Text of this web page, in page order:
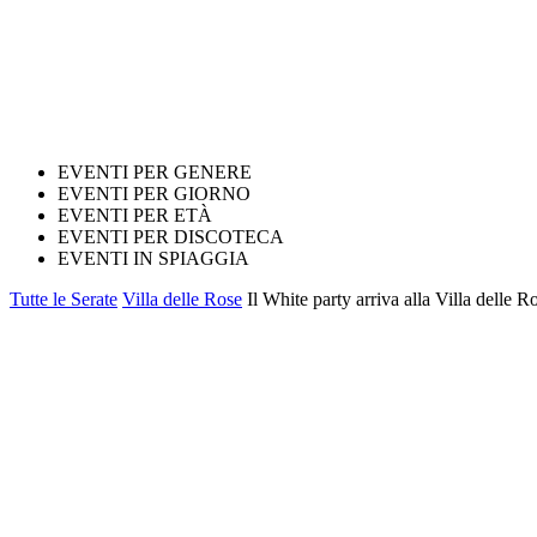
EVENTI PER GENERE
EVENTI PER GIORNO
EVENTI PER ETÀ
EVENTI PER DISCOTECA
EVENTI IN SPIAGGIA
Tutte le Serate Villa delle Rose Il White party arriva alla Villa delle